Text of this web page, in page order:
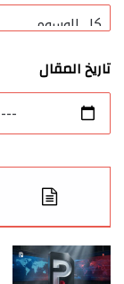
تاريخ المقال